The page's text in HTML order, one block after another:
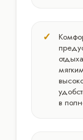
в